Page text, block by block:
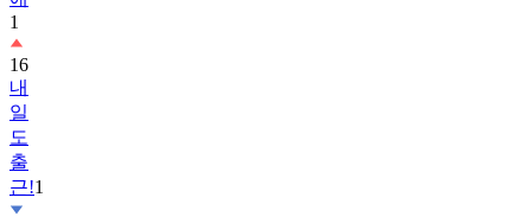
16
내
일
도
출
근!
17
결